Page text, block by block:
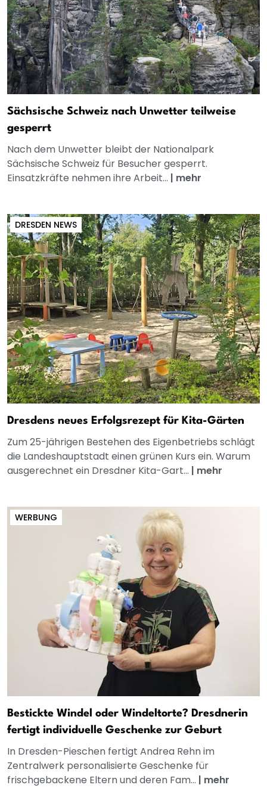
Sächsische Schweiz nach Unwetter teilweise
gesperrt
Nach dem Unwetter bleibt der Nationalpark
Sächsische Schweiz für Besucher gesperrt.
Einsatzkräfte nehmen ihre Arbeit... | mehr
DRESDEN NEWS
Dresdens neues Erfolgsrezept für Kita-Gärten
Zum 25-jährigen Bestehen des Eigenbetriebs schlägt
die Landeshauptstadt einen grünen Kurs ein. Warum
ausgerechnet ein Dresdner Kita-Gart... | mehr
WERBUNG
Bestickte Windel oder Windeltorte? Dresdnerin
fertigt individuelle Geschenke zur Geburt
In Dresden-Pieschen fertigt Andrea Rehn im
Zentralwerk personalisierte Geschenke für
frischgebackene Eltern und deren Fam... | mehr